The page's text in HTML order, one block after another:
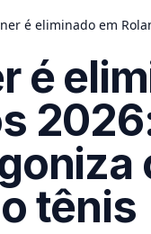
é eliminado em
é
tênis